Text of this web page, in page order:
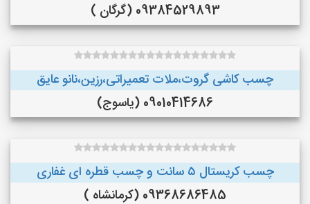
09384529893 (گرگان )
چسب کاشی گروت،ملات تعمیراتی،رزین،نانو عایق
09010414686 (یاسوج)
چسب کریستال ۵ سانت و چسب قطره ای غفاری
09368686485 (کرمانشاه )